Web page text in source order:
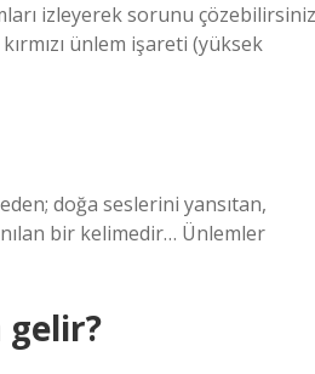
izleyerek sorunu
ünlem işareti (yüksek
doğa seslerini yansıtan,
bir kelimedir… Ünlemler
gelir?